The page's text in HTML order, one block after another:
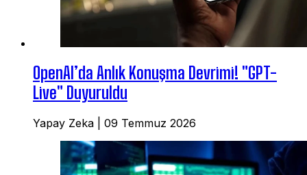
OpenAI’da Anlık Konuşma Devrimi! "GPT-
Live" Duyuruldu
Yapay Zeka 09 Temmuz 2026